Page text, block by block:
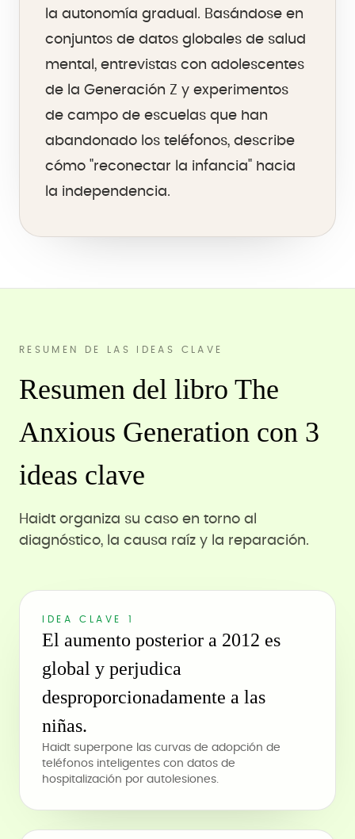
la autonomía gradual. Basándose en
conjuntos de datos globales de salud
mental, entrevistas con adolescentes
de la Generación Z y experimentos
de campo de escuelas que han
abandonado los teléfonos, describe
cómo "reconectar la infancia" hacia
la independencia.
RESUMEN DE LAS IDEAS CLAVE
Resumen del libro The
Anxious Generation con 3
ideas clave
Haidt organiza su caso en torno al
diagnóstico, la causa raíz y la reparación.
IDEA CLAVE 1
El aumento posterior a 2012 es
global y perjudica
desproporcionadamente a las
niñas.
Haidt superpone las curvas de adopción de
teléfonos inteligentes con datos de
hospitalización por autolesiones.